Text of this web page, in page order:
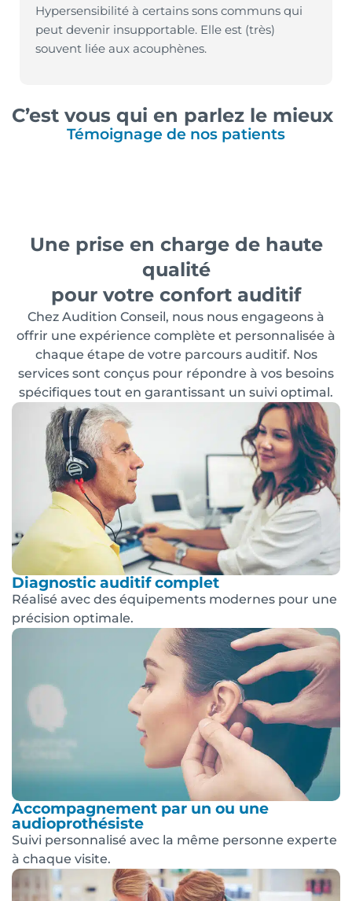
Hypersensibilité à certains sons communs qui
peut devenir insupportable. Elle est (très)
souvent liée aux acouphènes.
C’est vous qui en parlez le mieux
Témoignage de nos patients
Une prise en charge de haute
qualité
pour votre confort auditif
Chez Audition Conseil, nous nous engageons à
offrir une expérience complète et personnalisée à
chaque étape de votre parcours auditif. Nos
services sont conçus pour répondre à vos besoins
spécifiques tout en garantissant un suivi optimal.
Diagnostic auditif complet
Réalisé avec des équipements modernes pour une
précision optimale.
Accompagnement par un ou une
audioprothésiste
Suivi personnalisé avec la même personne experte
à chaque visite.